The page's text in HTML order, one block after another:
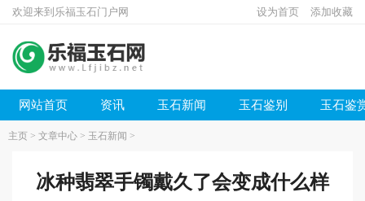
欢迎来到乐福玉石门户网 设为首页 添加收藏
网站首页 资讯 玉石新闻 玉石鉴别 玉石鉴
主页 > 文章中心 > 玉石新闻 >
冰种翡翠手镯戴久了会变成什么样